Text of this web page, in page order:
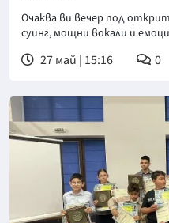
Очаква ви вечер под
суинг, мощни вокали и
27 май | 15:16 0